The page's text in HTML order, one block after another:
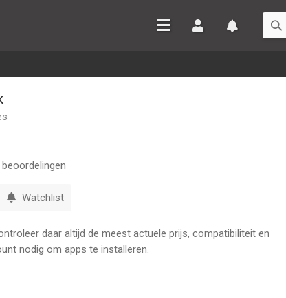
beoordelingen
Watchlist
daar altijd de meest actuele prijs, compatibiliteit en
nodig om apps te installeren.